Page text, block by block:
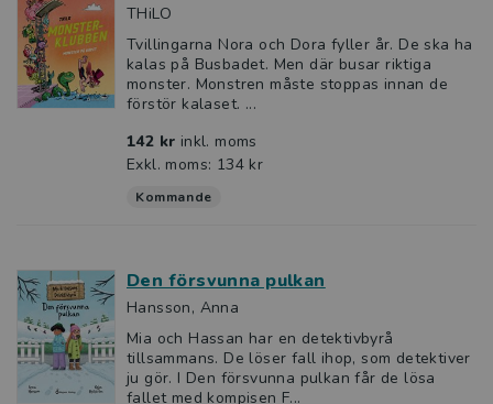
THiLO
Tvillingarna Nora och Dora fyller år. De ska ha
kalas på Busbadet. Men där busar riktiga
monster. Monstren måste stoppas innan de
förstör kalaset. ...
142 kr inkl. moms
Exkl. moms: 134 kr
Kommande
Den försvunna pulkan
Hansson, Anna
Mia och Hassan har en detektivbyrå
tillsammans. De löser fall ihop, som detektiver
ju gör. I Den försvunna pulkan får de lösa
fallet med kompisen F...